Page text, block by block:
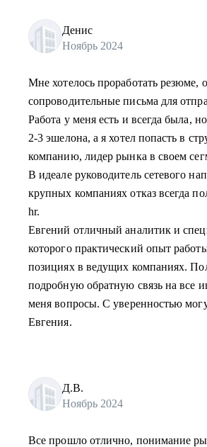
Денис
Ноябрь 2024
Мне хотелось проработать резюме,
сопроводительные письма для
Работа у меня есть и всегда была,
2-3 эшелона, а я хотел попасть в
компанию, лидер рынка в своем
В идеале руководитель сетевого
крупных компаниях отказ всегда
hr.
Евгений отличный аналитик и
которого практический опыт
позициях в ведущих компаниях.
подробную обратную связь на все
меня вопросы. С уверенностью
Евгения.
Д.В.
Ноябрь 2024
Все прошло отлично, понимание